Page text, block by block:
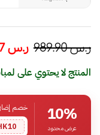
ر.س989.90 ر.س582.67
المنتج لا يحتوي على
10%
عرض محدود
خصم